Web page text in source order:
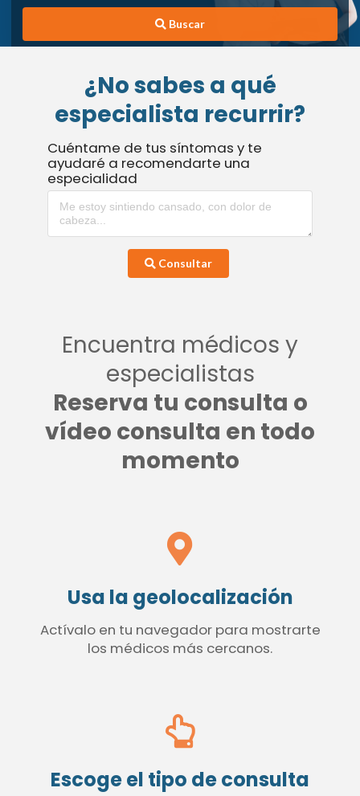
Buscar
¿No sabes a qué
especialista recurrir?
Cuéntame de tus síntomas y te
ayudaré a recomendarte una
especialidad
Consultar
Encuentra médicos y
especialistas
Reserva tu consulta o
vídeo consulta en todo
momento
Usa la geolocalización
Actívalo en tu navegador para mostrarte
los médicos más cercanos.
Escoge el tipo de consulta